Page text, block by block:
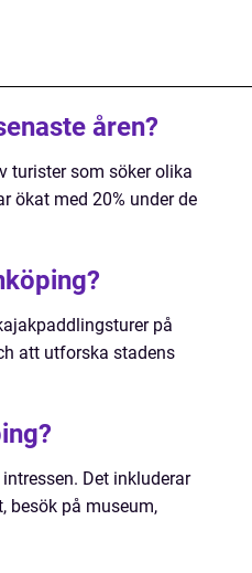
åren?
turister som söker olika
ökat med 20% under de
på
att utforska stadens
Det inkluderar
besök på museum,